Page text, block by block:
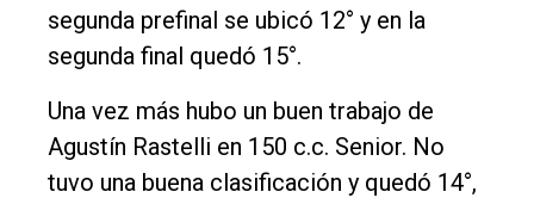
segunda prefinal se ubicó 12° y en la
segunda final quedó 15°.
Una vez más hubo un buen trabajo de
Agustín Rastelli en 150 c.c. Senior. No
tuvo una buena clasificación y quedó 14°,